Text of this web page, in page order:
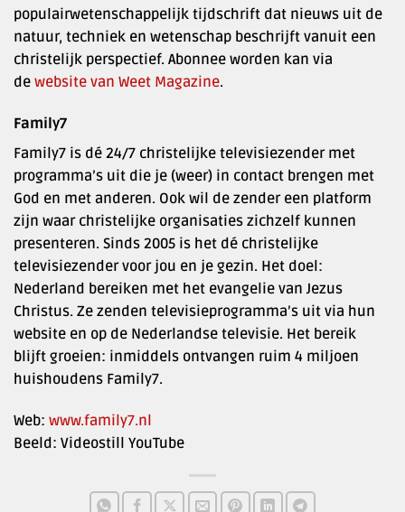
populairwetenschappelijk tijdschrift dat nieuws uit de
natuur, techniek en wetenschap beschrijft vanuit een
christelijk perspectief. Abonnee worden kan via
de website van Weet Magazine.
Family7
Family7 is dé 24/7 christelijke televisiezender met
programma’s uit die je (weer) in contact brengen met
God en met anderen. Ook wil de zender een platform
zijn waar christelijke organisaties zichzelf kunnen
presenteren. Sinds 2005 is het dé christelijke
televisiezender voor jou en je gezin. Het doel:
Nederland bereiken met het evangelie van Jezus
Christus. Ze zenden televisieprogramma’s uit via hun
website en op de Nederlandse televisie. Het bereik
blijft groeien: inmiddels ontvangen ruim 4 miljoen
huishoudens Family7.
Web: www.family7.nl
Beeld: Videostill YouTube